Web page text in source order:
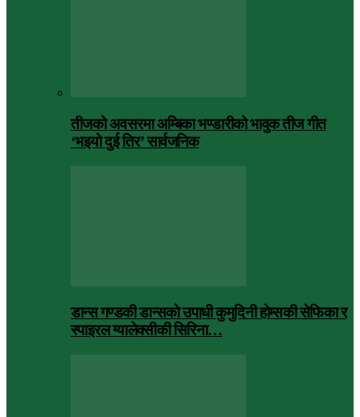
तीजको अवसरमा अम्बिका भण्डारीको भावुक तीज गीत
‘भइयो दुई तिर’ सार्वजनिक
डान्स गण्डकी डान्सको उपाधी कुमुदिनी होम्सकी सेफिका र
स्पाइरल ग्यालेक्सीकी सिरिना…